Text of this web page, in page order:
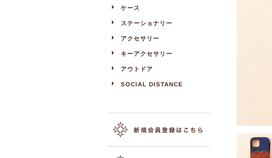
ケース
ステーショナリー
アクセサリー
キーアクセサリー
アウトドア
SOCIAL DISTANCE